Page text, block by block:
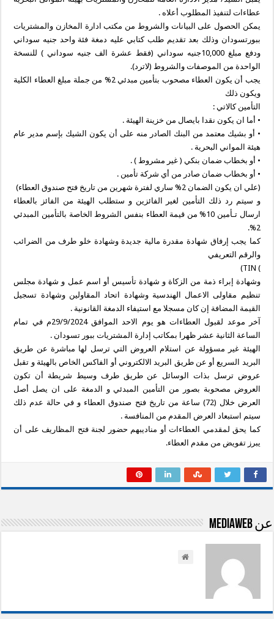
عطاءات لتنفيذ المطلوب أعلاه .
يمكن الحصول على البيانات والشروط من مكتب ادارة المخازن والمشتريات
ببورتسودان وذلك بعد تقديم طلب كتابي عليه دمغة فئة واحد جنيه سوداني
ودفع مبلغ 10,000جنيه سوداني (فقط عشرة الف جنيه سوداني ) للنسخة
الواحدة من الموصفات والشروط (لاترد).
يجب أن يكون العطاء مصحوب بتأمين مبدئي 2% من جملة مبلغ العطاء الكلية
ويكون ذلك
التأمين كالاتي :
• أما ان يكون نقدا بايصال من خزينة الهيئة .
• أو بشيك معتمد من البنك الصادر منه على أن يكون الشيك بإسم مدير عام
هيئة المواني البحرية .
• أو بخطاب ضمان بنكي ( غير مشروط ) .
• أو بخطاب ضمان صادر من أي شركة تأمين .
(علي ان يكون الضمان 2% ساري لفترة شهرين من تاريخ فتح صندوق العطاء)
و سيتم رد ذلك التأمين لغير الفائزين و ستطلب الهيئة من الفائز بالعطاء
ارسال تـأمين 10% من قيمة العطاء بنفس الشروط الخاصة بالتأمين المبدئي
2%.
كما يجب إرفاق شهادة مقدرة مالية جديدة وشهادة خلو طرف من الضرائب
والرقم التعريفي
) TIN)
وشهادة إبراء ذمة من الزكاة و شهادة تأسيس أو اسم عمل و شهادة مجلس
تنظيم مقاولى الاعمال الهندسية وشهادة اتحاد المقاولين وشهادة تسجيل
القيمة المضافة إن كان مسجلا مع استيفاء الدمغة القانونية .
آخر موعد لقبول العطاءات هو يوم الاحد الموافق 29/9/2024م في تمام
الساعة الثانية عشر ظهرا بمكاتب إدارة المشتريات ببور تسودان .
الهيئة غير مسؤولة عن استلام العروض التي ترسل لها مباشرة عن طريق
البريد السريع أو عن طريق البريد الالكتروني أو الفاكس الخاص بالهيئة و تقبل
عروض ترسل بذات الوسائل عن طريق طرف وسيط شريطة أن تكون
العروض مصحوبة بصور من التأمين المبدئي و الدمغة على ان يصل أصل
العرض خلال (72) ساعة من تاريخ فتح صندوق العطاء و في حالة عدم ذلك
سيتم استبعاد العرض المقدم من المنافسة .
كما يحق لمقدمي العطاءات أو مناديبهم حضور لجنة فتح المظاريف على أن
يبرز تفويض من مقدم العطاء.
عن mediaweb